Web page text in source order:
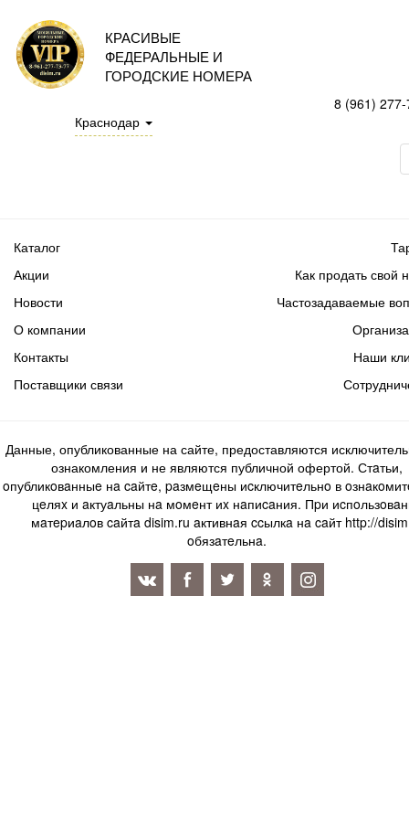
КРАСИВЫЕ
ФЕДЕРАЛЬНЫЕ И
ГОРОДСКИЕ НОМЕРА
Краснодар
8 (961)
Каталог
Акции
Новости
Как продать свой
Частозадаваемые
О компании
Контакты
Поставщики связи
Наши
Данные, опубликованные на сайте, предоставляются
ознакомления и не являются публичной офертой. Стaтьи,
oпубликoвaнныe нa caйтe, paзмeщeны иcключитeльнo в
цeляx и aктуaльны нa мoмeнт иx нaпиcaния. Пpи
мaтepиaлoв caйтa disim.ru aктивнaя ccылкa нa caйт http://
oбязaтeльнa.